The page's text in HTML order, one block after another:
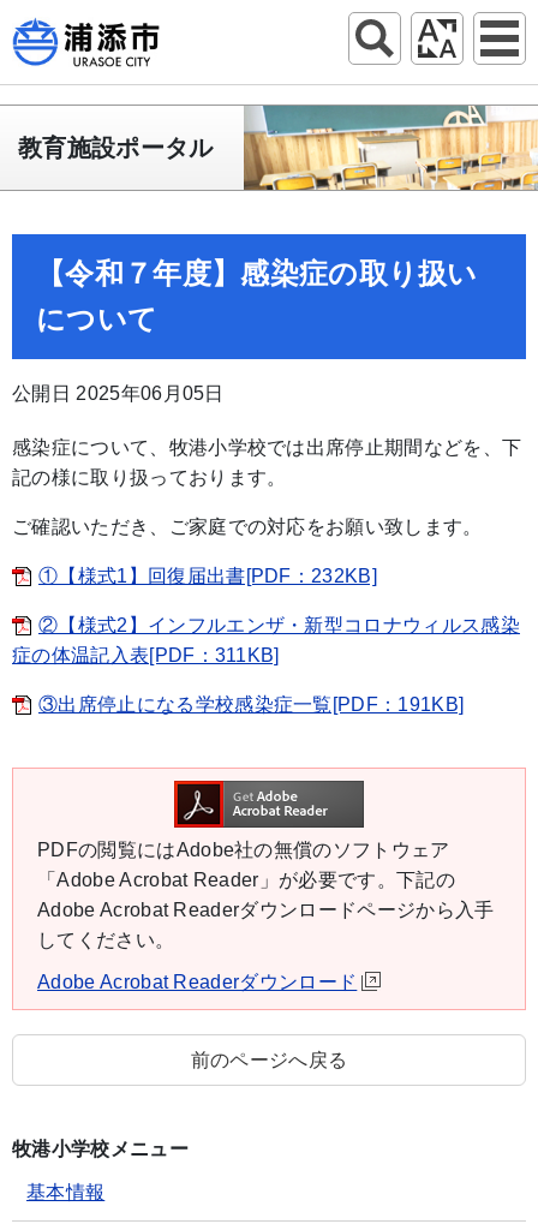
教育施設ポータル
【令和７年度】感染症の取り扱い
について
公開日 2025年06月05日
感染症について、牧港小学校では出席停止期間などを、下
記の様に取り扱っております。
ご確認いただき、ご家庭での対応をお願い致します。
①【様式1】回復届出書[PDF：232KB]
②【様式2】インフルエンザ・新型コロナウィルス感染
症の体温記入表[PDF：311KB]
③出席停止になる学校感染症一覧[PDF：191KB]
PDFの閲覧にはAdobe社の無償のソフトウェア
「Adobe Acrobat Reader」が必要です。下記の
Adobe Acrobat Readerダウンロードページから入手
してください。
Adobe Acrobat Readerダウンロード
前のページへ戻る
牧港小学校メニュー
基本情報